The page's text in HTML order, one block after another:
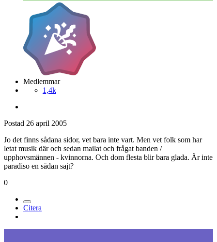
Medlemmar
1,4k
Postad 26 april 2005
Jo det finns sådana sidor, vet bara inte vart. Men vet folk som har
letat musik där och sedan mailat och frågat banden /
upphovsmännen - kvinnorna. Och dom flesta blir bara glada. Är inte
paradiso en sådan sajt?
0
Citera